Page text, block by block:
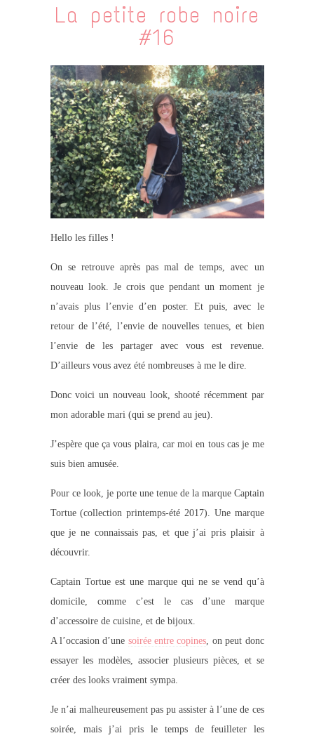
La petite robe noire
#16
Hello les filles !
On se retrouve après pas mal de temps, avec un
nouveau look. Je crois que pendant un moment je
n’avais plus l’envie d’en poster. Et puis, avec le
retour de l’été, l’envie de nouvelles tenues, et bien
l’envie de les partager avec vous est revenue.
D’ailleurs vous avez été nombreuses à me le dire.
Donc voici un nouveau look, shooté récemment par
mon adorable mari (qui se prend au jeu).
J’espère que ça vous plaira, car moi en tous cas je me
suis bien amusée.
Pour ce look, je porte une tenue de la marque Captain
Tortue (collection printemps-été 2017). Une marque
que je ne connaissais pas, et que j’ai pris plaisir à
découvrir.
Captain Tortue est une marque qui ne se vend qu’à
domicile, comme c’est le cas d’une marque
d’accessoire de cuisine, et de bijoux.
A l’occasion d’une soirée entre copines, on peut donc
essayer les modèles, associer plusieurs pièces, et se
créer des looks vraiment sympa.
Je n’ai malheureusement pas pu assister à l’une de ces
soirée, mais j’ai pris le temps de feuilleter les